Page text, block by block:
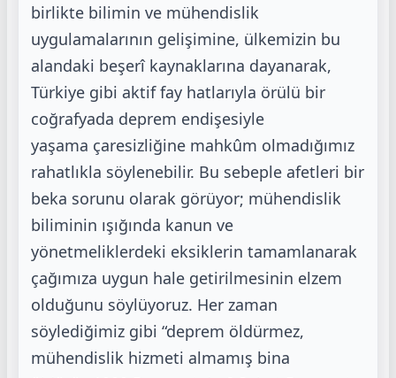
birlikte bilimin ve mühendislik
uygulamalarının gelişimine, ülkemizin bu
alandaki beşerî kaynaklarına dayanarak,
Türkiye gibi aktif fay hatlarıyla örülü bir
coğrafyada deprem endişesiyle
yaşama çaresizliğine mahkûm olmadığımız
rahatlıkla söylenebilir. Bu sebeple afetleri bir
beka sorunu olarak görüyor; mühendislik
biliminin ışığında kanun ve
yönetmeliklerdeki eksiklerin tamamlanarak
çağımıza uygun hale getirilmesinin elzem
olduğunu söylüyoruz. Her zaman
söylediğimiz gibi “deprem öldürmez,
mühendislik hizmeti almamış bina